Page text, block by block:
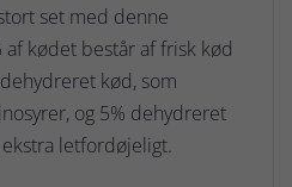
set med denne
kødet består af frisk kød
kød, som
og 5% dehydreret
letfordøjeligt.